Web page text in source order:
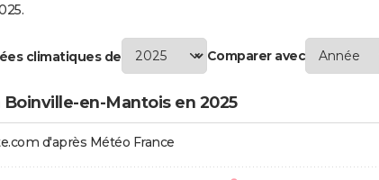
climatiques de Comparer avec
en-Mantois en 2025
d'après Météo France